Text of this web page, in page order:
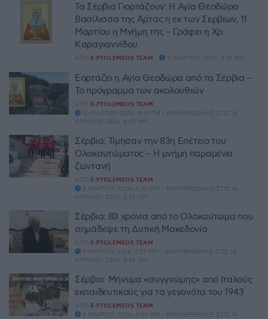
Τα Σέρβια Γιορτάζουν: Η Αγία Θεοδώρα
Βασίλισσα της Άρτας η εκ των Σερβίων, 11
Μαρτίου η Μνήμη της – Γράφει η Χρ.
Καραγιαννίδου
ΑΠΌ E-PTOLEMEOS TEAM 11 ΜΑΡΤΊΟΥ 2026, 2:01 ΜΜ
Εορτάζει η Αγία Θεοδώρα από τα Σέρβια –
Το πρόγραμμα των ακολουθιών
ΑΠΌ E-PTOLEMEOS TEAM
10 ΜΑΡΤΊΟΥ 2026, 8:15 ΠΜ - ΕΝΗΜΕΡΏΘΗΚΕ ΣΤΙΣ 14
ΑΠΡΙΛΊΟΥ 2026, 6:55 ΜΜ
Σέρβια: Τίμησαν την 83η Επέτειο του
Ολοκαυτώματος – Η μνήμη παραμένει
ζωντανή
ΑΠΌ E-PTOLEMEOS TEAM
8 ΜΑΡΤΊΟΥ 2026, 4:32 ΜΜ - ΕΝΗΜΕΡΏΘΗΚΕ ΣΤΙΣ 14
ΑΠΡΙΛΊΟΥ 2026, 6:55 ΜΜ
Σέρβια: 83 χρόνια από το Ολοκαύτωμα που
σημάδεψε τη Δυτική Μακεδονία
ΑΠΌ E-PTOLEMEOS TEAM
7 ΜΑΡΤΊΟΥ 2026, 2:57 ΜΜ - ΕΝΗΜΕΡΏΘΗΚΕ ΣΤΙΣ 14
ΑΠΡΙΛΊΟΥ 2026, 6:55 ΜΜ
Σέρβια: Μήνυμα «συγγνώμης» από Ιταλούς
εκπαιδευτικούς για τα γεγονότα του 1943
ΑΠΌ E-PTOLEMEOS TEAM
3 ΜΑΡΤΊΟΥ 2026, 4:59 ΜΜ - ΕΝΗΜΕΡΏΘΗΚΕ ΣΤΙΣ 14